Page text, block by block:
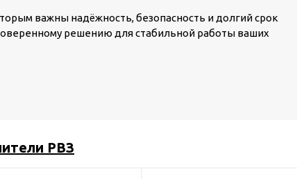
важны надёжность, безопасность и долгий срок
решению для стабильной работы ваших
РВЗ